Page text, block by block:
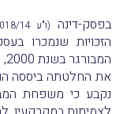
בפסק-דינה (ו"ע 1018/14)
הזכויות שנמכרו
המבורגר בשנת 2000, עת נחתם הסכם הפשרה.